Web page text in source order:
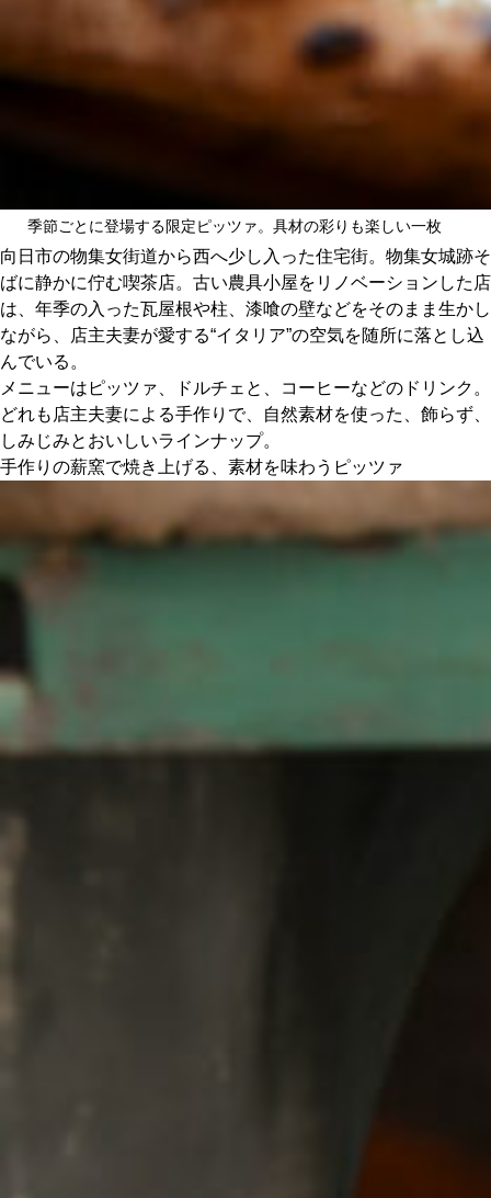
CULTURE
関西で開催。
おすすめの展覧会
おすすめの映画
誠光社で選びました。
おすすめの本
紹介します。
おすすめのイベント
季節ごとに登場する限定ピッツァ。具材の彩りも楽しい一枚
向日市の物集女街道から西へ少し入った住宅街。物集女城跡そ
ばに静かに佇む喫茶店。古い農具小屋をリノベーションした店
は、年季の入った瓦屋根や柱、漆喰の壁などをそのまま生かし
ながら、店主夫妻が愛する“イタリア”の空気を随所に落とし込
んでいる。
メニューはピッツァ、ドルチェと、コーヒーなどのドリンク。
どれも店主夫妻による手作りで、自然素材を使った、飾らず、
しみじみとおいしいラインナップ。
手作りの薪窯で焼き上げる、素材を味わうピッツァ